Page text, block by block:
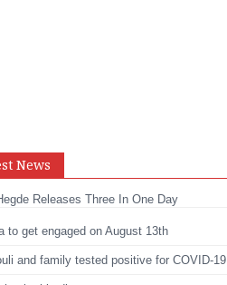
News
Releases Three In One Day
to get engaged on August 13th
and family tested positive for COVID-19